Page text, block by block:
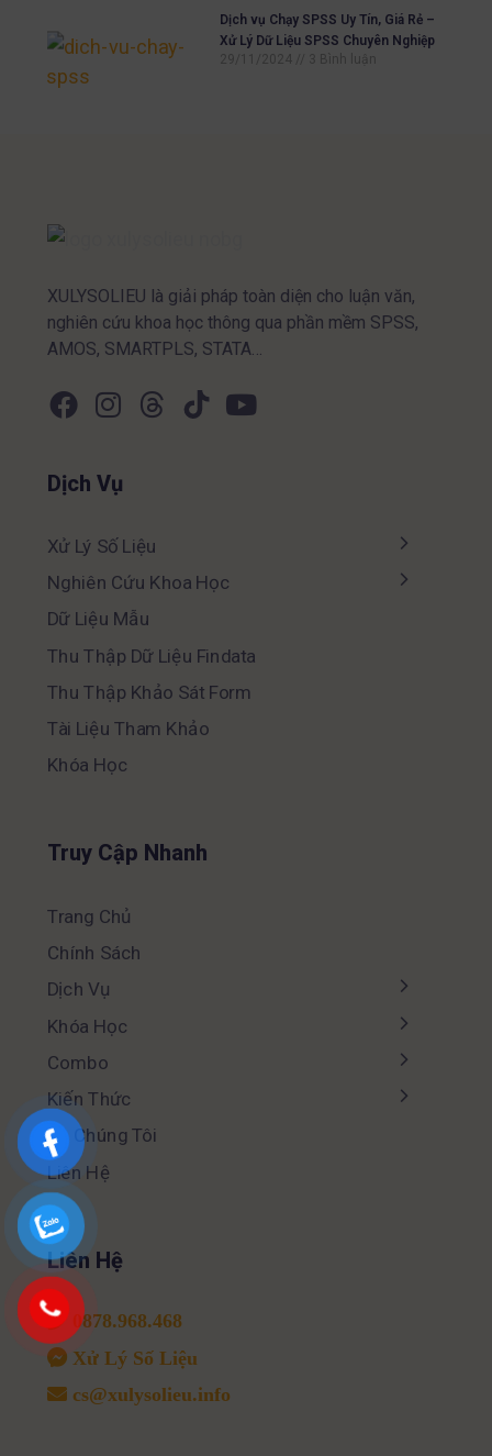
Dịch vụ Chạy SPSS Uy Tín, Giá Rẻ –
Xử Lý Dữ Liệu SPSS Chuyên Nghiệp
29/11/2024
3 Bình luận
XULYSOLIEU là giải pháp toàn diện cho luận văn,
nghiên cứu khoa học thông qua phần mềm SPSS,
AMOS, SMARTPLS, STATA…
Dịch Vụ
Xử Lý Số Liệu
Nghiên Cứu Khoa Học
Dữ Liệu Mẫu
Thu Thập Dữ Liệu Findata
Thu Thập Khảo Sát Form
Tài Liệu Tham Khảo
Khóa Học
Truy Cập Nhanh
Trang Chủ
Chính Sách
Dịch Vụ
Khóa Học
Combo
Kiến Thức
Về Chúng Tôi
Liên Hệ
Liên Hệ
0878.968.468
Xử Lý Số Liệu
cs@xulysolieu.info